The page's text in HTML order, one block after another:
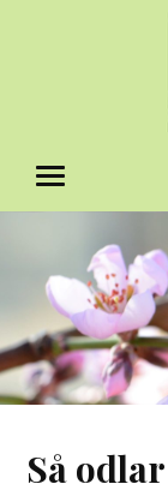
MENY
Så